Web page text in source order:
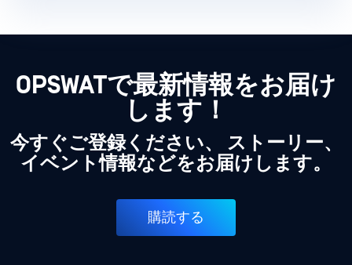
OPSWATで最新情報をお届け
します！
今すぐご登録ください、 ストーリー、
イベント情報などをお届けします。
購読する